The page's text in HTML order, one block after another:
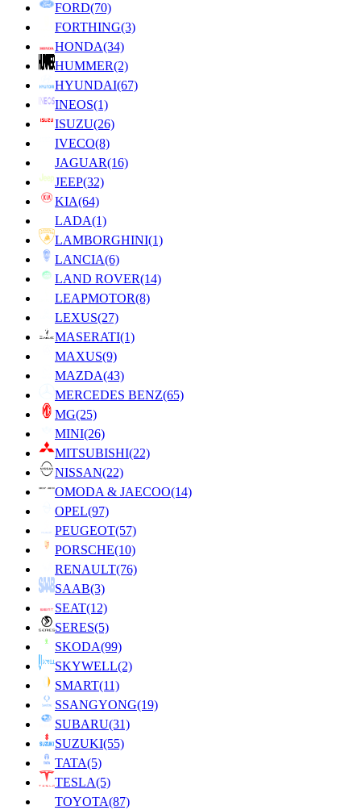
FORD(70)
FORTHING(3)
HONDA(34)
HUMMER(2)
HYUNDAI(67)
INEOS(1)
ISUZU(26)
IVECO(8)
JAGUAR(16)
JEEP(32)
KIA(64)
LADA(1)
LAMBORGHINI(1)
LANCIA(6)
LAND ROVER(14)
LEAPMOTOR(8)
LEXUS(27)
MASERATI(1)
MAXUS(9)
MAZDA(43)
MERCEDES BENZ(65)
MG(25)
MINI(26)
MITSUBISHI(22)
NISSAN(22)
OMODA & JAECOO(14)
OPEL(97)
PEUGEOT(57)
PORSCHE(10)
RENAULT(76)
SAAB(3)
SEAT(12)
SERES(5)
SKODA(99)
SKYWELL(2)
SMART(11)
SSANGYONG(19)
SUBARU(31)
SUZUKI(55)
TATA(5)
TESLA(5)
TOYOTA(87)